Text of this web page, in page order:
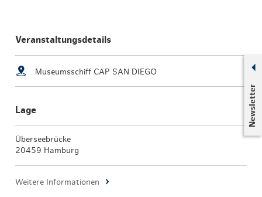
Newsletter
Veranstaltungsdetails
Museumsschiff CAP SAN DIEGO
Lage
Überseebrücke
20459 Hamburg
Weitere Informationen